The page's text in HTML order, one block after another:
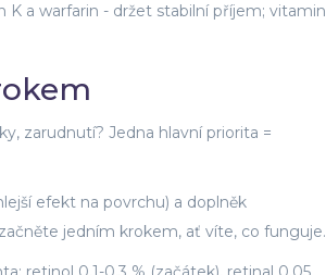
a warfarin - držet stabilní příjem; vitamin
zarudnutí? Jedna hlavní priorita =
efekt na povrchu) a doplněk
jedním krokem, ať víte, co funguje.